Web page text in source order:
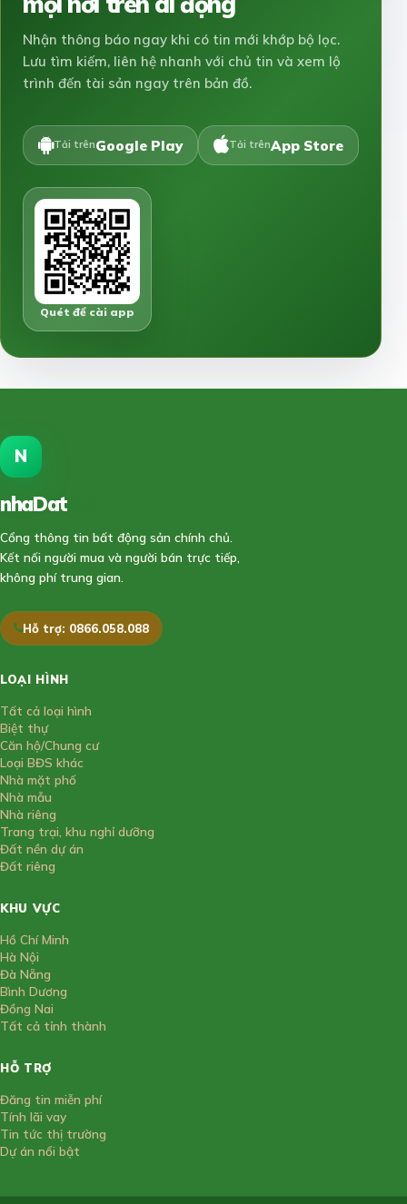
Nhận thông báo ngay khi có tin mới khớp bộ lọc.
Lưu tìm kiếm, liên hệ nhanh với chủ tin và xem lộ
trình đến tài sản ngay trên bản đồ.
Tải trênGoogle Play Tải trênApp Store
Quét để cài app
N
nhaDat
Cổng thông tin bất động sản chính chủ.
Kết nối người mua và người bán trực tiếp,
không phí trung gian.
Hỗ trợ: 0866.058.088
LOẠI HÌNH
Tất cả loại hình
Biệt thự
Căn hộ/Chung cư
Loại BĐS khác
Nhà mặt phố
Nhà mẫu
Nhà riêng
Trang trại, khu nghỉ dưỡng
Đất nền dự án
Đất riêng
KHU VỰC
Hồ Chí Minh
Hà Nội
Đà Nẵng
Bình Dương
Đồng Nai
Tất cả tỉnh thành
HỖ TRỢ
Đăng tin miễn phí
Tính lãi vay
Tin tức thị trường
Dự án nổi bật